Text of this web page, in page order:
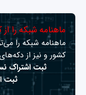
ماهنامه شبکه را
ماهنامه شبکه را
کشور و نیز از
ثبت اشتراک
ثبت